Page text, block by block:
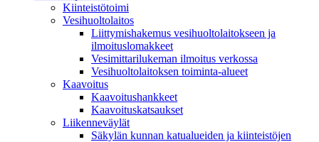
Kiinteistötoimi
Vesihuoltolaitos
Liittymishakemus vesihuoltolaitokseen ja
ilmoituslomakkeet
Vesimittarilukeman ilmoitus verkossa
Vesihuoltolaitoksen toiminta-alueet
Kaavoitus
Kaavoitushankkeet
Kaavoituskatsaukset
Liikenneväylät
Säkylän kunnan katualueiden ja kiinteistöjen